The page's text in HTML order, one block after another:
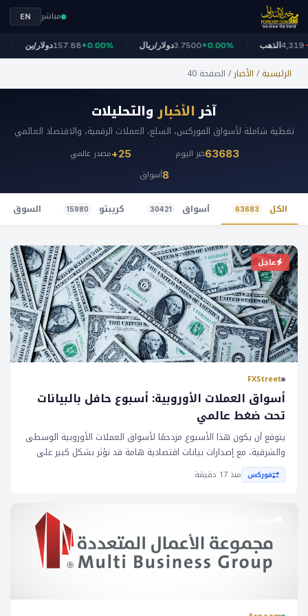
مباشر EN
دولار/ين157.88+0.00% دولار/ريال3.7500+0.00% الذهب4,319-
الرئيسية/ الأخبار/ الصفحة 40
آخرالأخباروالتحليلات
تغطية شاملة لأسواق الفوركس، السلع، العملات الرقمية، والاقتصاد العالمي
63683خبر اليوم 25+ مصدر عالمي
8أسواق
الكل 63683 أسواق 30421 كريبتو 15980 السوق
عاجل
FXStreet
أسواق العملات الأوروبية: أسبوع حافل بالبيانات
تحت ضغط عالمي
يتوقع أن يكون هذا الأسبوع مزدحمًا لأسواق العملات الأوروبية الوسطى
والشرقية، مع إصدارات بيانات اقتصادية هامة قد تؤثر بشكل كبير على
تقييماتها. ستعلن جمهورية التشيك عن معدل التضخم، بينما ستعلن
تركيا عن تقرير التضخم. بالإضافة إلى ذلك، ستُنشر بولندا بيانات الناتج
الاقتصادي للبلاد. ستتم مراقبة هذه النقاط البيانية عن كثب من قبل
المستثمرين والتداولين، لأنها ستوفر رؤى حول الأداء الاقتصادي لهذه
البلدان ويمكن أن تؤثر على قرارات السياسة النقدية. تأتي إصدارات هذه
المؤشرات الاقتصادية في وقت يتعرض السوق العالمي للضغط، مع
مساهمة عوامل مختلفة في عدم اليقين والتقلبات. العملات الأوروبية
فوركس منذ 17 دقيقة